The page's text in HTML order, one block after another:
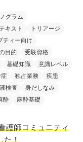
グラム
テキスト
トリアージ
ティー向け
目的
受験資格
基礎知識
意識レベル
独占業務
疾患
検査
身だしなみ
酔 麻酔基礎
護師コミュニティ
た！